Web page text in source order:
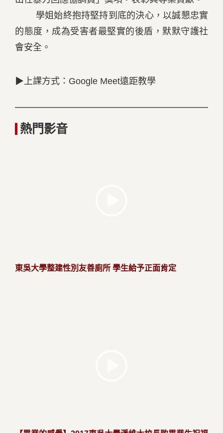
學姐始終抱持堅持到底的決心，以誠懇忠實
的態度，成為受害者最堅實的後盾，默默守護社
會安全。
▶上課方式：Google Meet遠距教學
熱門影音
東吳大學整建性別友善廁所 學生給予正面肯定